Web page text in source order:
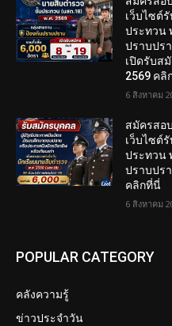
เว็บไซต์
ประทวน
ปราบปร
เปิดรับส
2569 คลิ
6 สิงหาคม
สมัครสอ
เว็บไซต์
ประทวน
ปราบปร
คลิกที่นี่
6 สิงหาคม
POPULAR CATEGORY
คลังความรู้
ข่าวประจำวัน